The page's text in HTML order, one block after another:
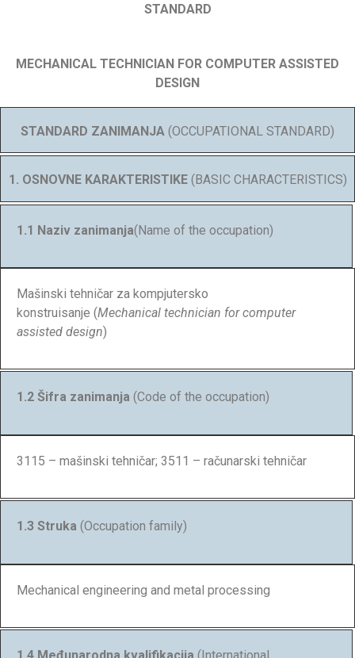
STANDARD
MECHANICAL TECHNICIAN FOR COMPUTER ASSISTED
DESIGN
STANDARD ZANIMANJA (OCCUPATIONAL STANDARD)
1. OSNOVNE KARAKTERISTIKE(BASIC CHARACTERISTICS)
1.1 Naziv zanimanja(Name of the occupation)
Mašinski tehničar za kompjutersko
konstruisanje (Mechanical technician for computer
assisted design)
1.2 Šifra zanimanja (Code of the occupation)
3115 – mašinski tehničar; 3511 – računarski tehničar
1.3 Struka (Occupation family)
Mechanical engineering and metal processing